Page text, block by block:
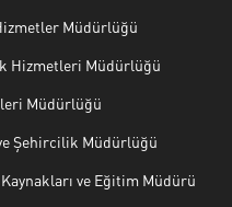
Müdürlüğü
Hizmetleri Müdürlüğü
Müdürlüğü
Şehircilik Müdürlüğü
ve Eğitim Müdürü